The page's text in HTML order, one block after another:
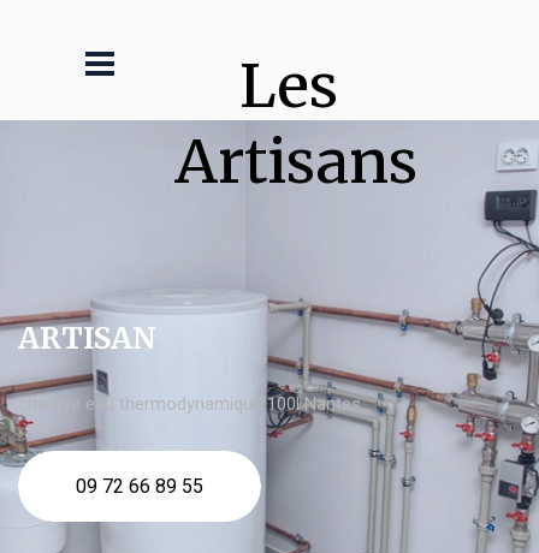
Les
Artisans
ARTISAN
chauffe eau thermodynamique 100l Nantes
09 72 66 89 55